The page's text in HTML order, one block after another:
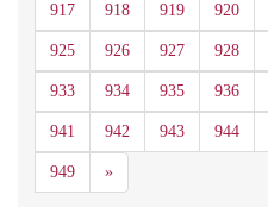
917 918 919 920
925 926 927 928
933 934 935 936
941 942 943 944
949 »Siguiente